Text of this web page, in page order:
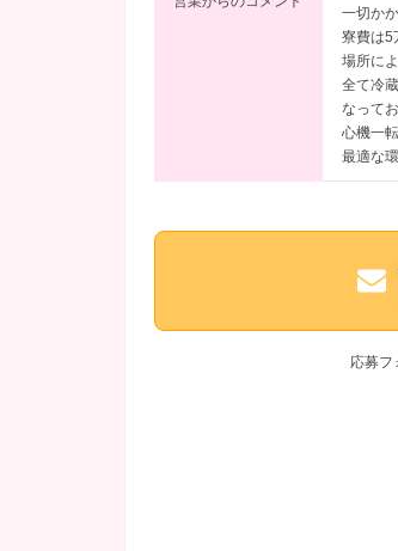
一切か
寮費は5
場所に
全て冷
なって
心機一
最適な
応募